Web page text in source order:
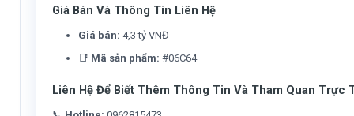
Giá Bán Và Thông Tin Liên Hệ
Giá bán: 4,3 tỷ VNĐ
📑 Mã sản phẩm: #06C64
Liên Hệ Để Biết Thêm Thông Tin Và Tham Quan Trực